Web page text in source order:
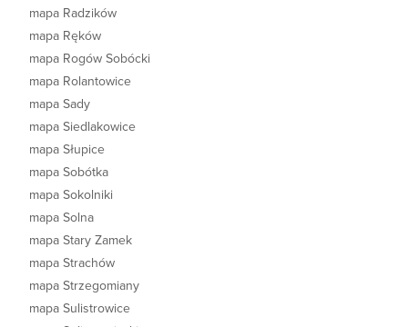
mapa Radzików
mapa Ręków
mapa Rogów Sobócki
mapa Rolantowice
mapa Sady
mapa Siedlakowice
mapa Słupice
mapa Sobótka
mapa Sokolniki
mapa Solna
mapa Stary Zamek
mapa Strachów
mapa Strzegomiany
mapa Sulistrowice